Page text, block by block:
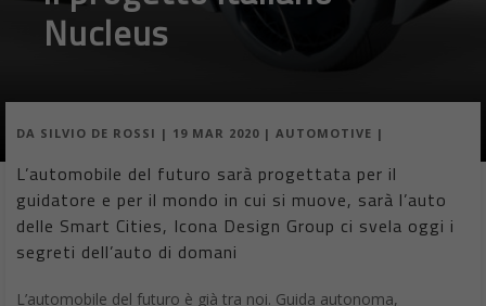
FRANCESCO MARINO
Le auto elettriche quali saranno le novità del 2020,
Porsche Taycan, Tesla Model 3, Opel e-Corsa, Mini
elettrica, Hyundai Kona EV, Audi e-tron, BMW i3,
Un dato certo nel mercato dell’automotive è quello
legato all’invasione delle auto elettriche. E per meglio
capire quali saranno lenovità del 2020, ecco qui un elenco
delle migliorinuove auto elettriche